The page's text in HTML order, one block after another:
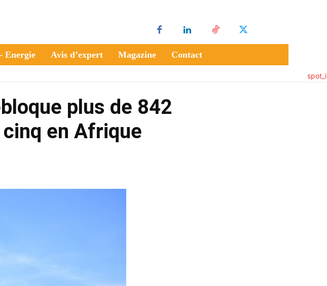
Energie Avis d’expert Magazine Contact
plus de 842
en Afrique